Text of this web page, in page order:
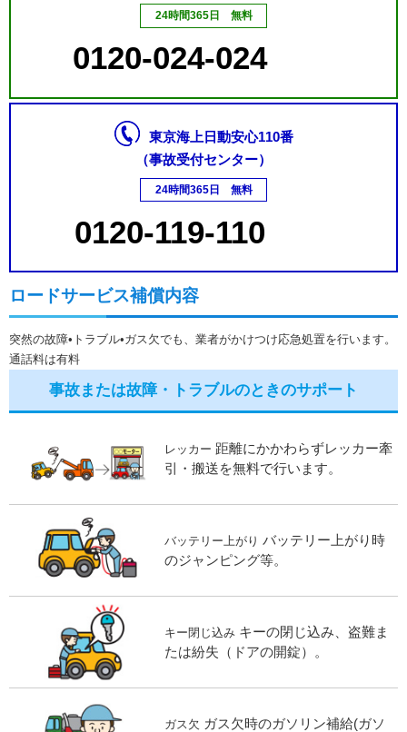
24時間365日 無料
0120-024-024
東京海上日動安心110番
（事故受付センター）
24時間365日 無料
0120-119-110
ロードサービス補償内容
突然の故障•トラブル•ガス欠でも、業者がかけつけ応急処置を行います。
通話料は有料
事故または故障・トラブルのときのサポート
レッカー 距離にかかわらずレッカー牽
引・搬送を無料で行います。
バッテリー上がり バッテリー上がり時
のジャンピング等。
キー閉じ込み キーの閉じ込み、盗難ま
たは紛失（ドアの開錠）。
ガス欠 ガス欠時のガソリン補給(ガソ